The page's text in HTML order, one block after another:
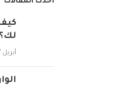
لك؟
أبريل 27, 2022